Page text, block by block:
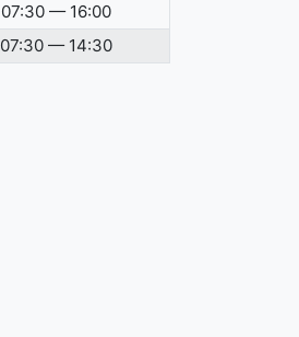
07:30 — 16:00
07:30 — 14:30